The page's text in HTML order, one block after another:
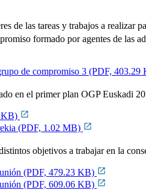
de las tareas y trabajos a realizar
formado por agentes de las
de compromiso 3 (PDF, 403.29
en el primer plan OGP Euskadi
KB)
(PDF, 1.02 MB)
objetivos a trabajar en la
(PDF, 479.23 KB)
(PDF, 609.06 KB)